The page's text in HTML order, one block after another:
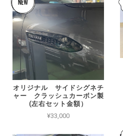
オリジナル サイドシグネチ
ャー クラッシュカーボン製
(左右セット金額）
¥33,000